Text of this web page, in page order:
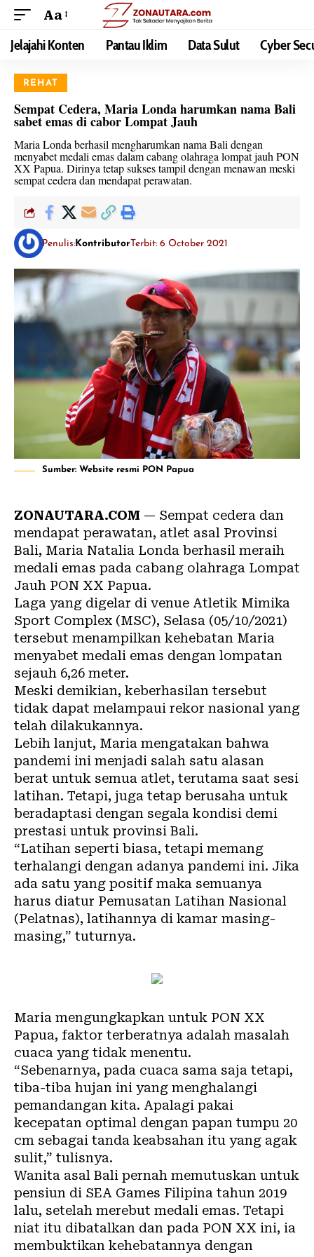
Aa
Jelajahi Konten Pantau Iklim Data Sulut Cyber
REHAT
Sempat Cedera, Maria Londa harumkan nama Bali
sabet emas di cabor Lompat Jauh
Maria Londa berhasil mengharumkan nama Bali dengan
menyabet medali emas dalam cabang olahraga lompat jauh PON
XX Papua. Dirinya tetap sukses tampil dengan menawan meski
sempat cedera dan mendapat perawatan.
Penulis: KontributorTerbit: 6 October 2021
Sumber: Website resmi PON Papua
ZONAUTARA.COM — Sempat cedera dan
mendapat perawatan, atlet asal Provinsi
Bali, Maria Natalia Londa berhasil meraih
medali emas pada cabang olahraga Lompat
Jauh PON XX Papua.
Laga yang digelar di venue Atletik Mimika
Sport Complex (MSC), Selasa (05/10/2021)
tersebut menampilkan kehebatan Maria
menyabet medali emas dengan lompatan
sejauh 6,26 meter.
Meski demikian, keberhasilan tersebut
tidak dapat melampaui rekor nasional yang
telah dilakukannya.
Lebih lanjut, Maria mengatakan bahwa
pandemi ini menjadi salah satu alasan
berat untuk semua atlet, terutama saat sesi
latihan. Tetapi, juga tetap berusaha untuk
beradaptasi dengan segala kondisi demi
prestasi untuk provinsi Bali.
“Latihan seperti biasa, tetapi memang
terhalangi dengan adanya pandemi ini. Jika
ada satu yang positif maka semuanya
harus diatur Pemusatan Latihan Nasional
(Pelatnas), latihannya di kamar masing-
masing,” tuturnya.
Maria mengungkapkan untuk PON XX
Papua, faktor terberatnya adalah masalah
cuaca yang tidak menentu.
“Sebenarnya, pada cuaca sama saja tetapi,
tiba-tiba hujan ini yang menghalangi
pemandangan kita. Apalagi pakai
kecepatan optimal dengan papan tumpu 20
cm sebagai tanda keabsahan itu yang agak
sulit,” tulisnya.
Wanita asal Bali pernah memutuskan untuk
pensiun di SEA Games Filipina tahun 2019
lalu, setelah merebut medali emas. Tetapi
niat itu dibatalkan dan pada PON XX ini, ia
membuktikan kehebatannya dengan